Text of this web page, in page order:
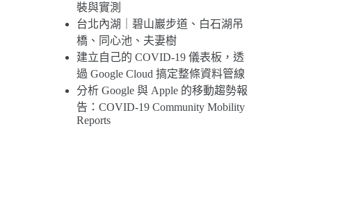
裝與實測
台北內湖｜碧山巖步道、白石湖吊
橋、同心池、夫妻樹
建立自己的 COVID-19 儀表板，透
過 Google Cloud 搞定整條資料管線
分析 Google 與 Apple 的移動趨勢報
告：COVID-19 Community Mobility
Reports